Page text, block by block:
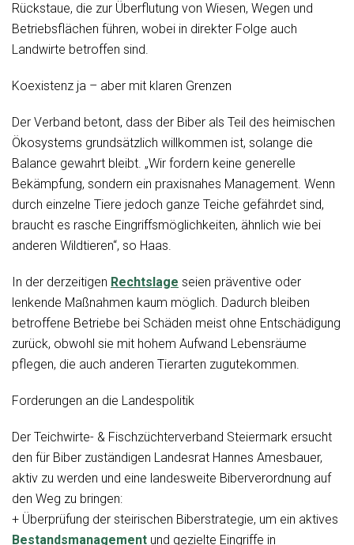
Rückstaue, die zur Überflutung von Wiesen, Wegen und
Betriebsflächen führen, wobei in direkter Folge auch
Landwirte betroffen sind.
Koexistenz ja – aber mit klaren Grenzen
Der Verband betont, dass der Biber als Teil des heimischen
Ökosystems grundsätzlich willkommen ist, solange die
Balance gewahrt bleibt. „Wir fordern keine generelle
Bekämpfung, sondern ein praxisnahes Management. Wenn
durch einzelne Tiere jedoch ganze Teiche gefährdet sind,
braucht es rasche Eingriffsmöglichkeiten, ähnlich wie bei
anderen Wildtieren“, so Haas.
In der derzeitigen Rechtslage seien präventive oder
lenkende Maßnahmen kaum möglich. Dadurch bleiben
betroffene Betriebe bei Schäden meist ohne Entschädigung
zurück, obwohl sie mit hohem Aufwand Lebensräume
pflegen, die auch anderen Tierarten zugutekommen.
Forderungen an die Landespolitik
Der Teichwirte- & Fischzüchterverband Steiermark ersucht
den für Biber zuständigen Landesrat Hannes Amesbauer,
aktiv zu werden und eine landesweite Biberverordnung auf
den Weg zu bringen:
+ Überprüfung der steirischen Biberstrategie, um ein aktives
Bestandsmanagement und gezielte Eingriffe in